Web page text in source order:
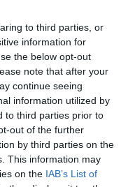
to third parties, or
information for
the below opt-out
note that after your
continue seeing
information utilized by
to third parties prior to
out of the further
by third parties on the
This information may
on the IAB’s List of
?